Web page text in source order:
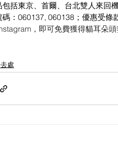
包括東京、首爾、台北雙人來回
：060137, 060138；優惠受條
，即可免費獲得貓耳朵
處